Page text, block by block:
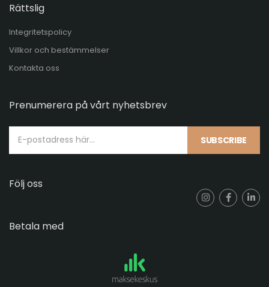
Rättslig
Integritetspolicy
Villkor och bestämmelser
Kontakta oss
Prenumerera på vårt nyhetsbrev
SUBSCRIBE
Följ oss
Betala med